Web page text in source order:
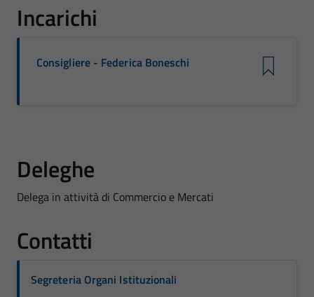
Incarichi
Consigliere - Federica Boneschi
Deleghe
Delega in attività di Commercio e Mercati
Contatti
Segreteria Organi Istituzionali